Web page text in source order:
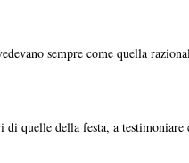
sempre come quella
quelle della festa, a testimoniare